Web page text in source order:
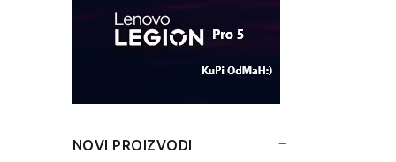
NOVI PROIZVODI